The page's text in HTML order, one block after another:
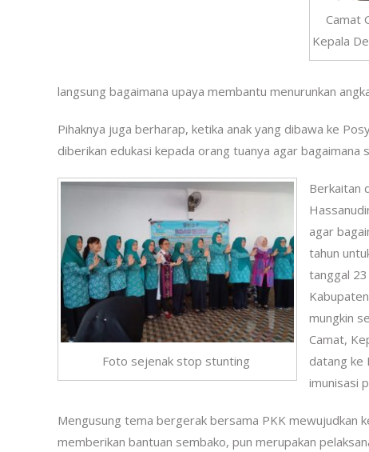
Camat
Kepala
langsung bagaimana upaya membantu menurunkan
Pihaknya juga berharap, ketika anak yang dibawa ke
diberikan edukasi kepada orang tuanya agar
Foto sejenak stop stunting
Berkaitan
agar
tahun
tanggal 23
mungkin
Camat,
datang ke
imunisasi
Mengusung tema bergerak bersama PKK mewujudkan
memberikan bantuan sembako, pun merupakan